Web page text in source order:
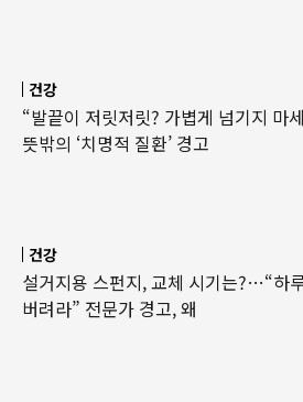
건강
“발끝이 저릿저릿? 가볍게 넘기지 마
뜻밖의 ‘치명적 질환’ 경고
건강
설거지용 스펀지, 교체 시기는?…“하
버려라” 전문가 경고, 왜